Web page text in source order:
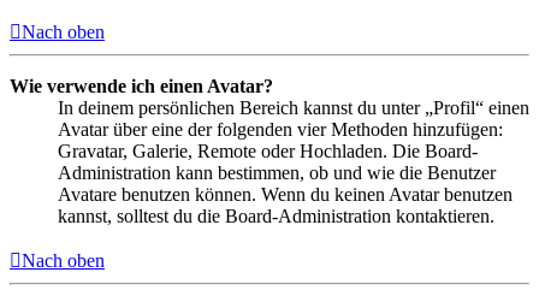
Nach oben
Wie verwende ich einen Avatar?
In deinem persönlichen Bereich kannst du unter „Profil“ einen
Avatar über eine der folgenden vier Methoden hinzufügen:
Gravatar, Galerie, Remote oder Hochladen. Die Board-
Administration kann bestimmen, ob und wie die Benutzer
Avatare benutzen können. Wenn du keinen Avatar benutzen
kannst, solltest du die Board-Administration kontaktieren.
Nach oben